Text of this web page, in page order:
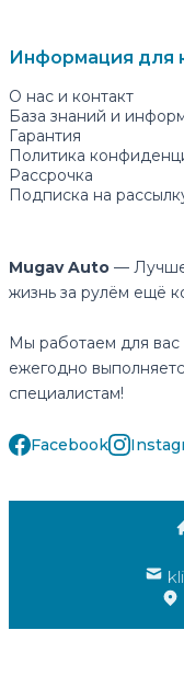
Информация для
О нас и контакт
База знаний и
Гарантия
Политика
Рассрочка
Подписка на
Mugav Auto —
жизнь за рулём ещё
Мы работаем для вас
ежегодно
специалистам!
Facebook